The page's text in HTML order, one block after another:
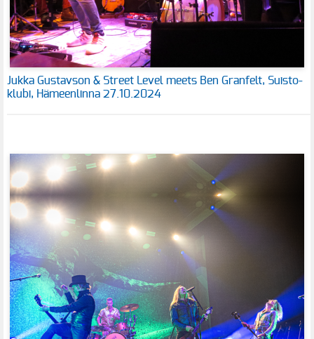
Jukka Gustavson & Street Level meets Ben Granfelt, Suisto-
klubi, Hämeenlinna 27.10.2024